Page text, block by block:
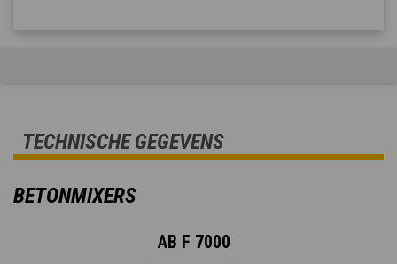
TECHNISCHE GEGEVENS
BETONMIXERS
AB F 7000